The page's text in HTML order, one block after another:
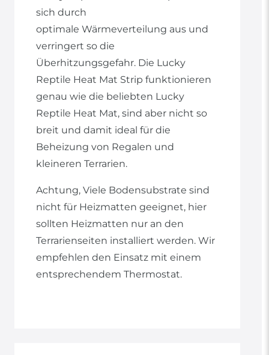
sich durch
optimale Wärmeverteilung aus und
verringert so die
Überhitzungsgefahr. Die Lucky
Reptile Heat Mat Strip funktionieren
genau wie die beliebten Lucky
Reptile Heat Mat, sind aber nicht so
breit und damit ideal für die
Beheizung von Regalen und
kleineren Terrarien.
Achtung, Viele Bodensubstrate sind
nicht für Heizmatten geeignet, hier
sollten Heizmatten nur an den
Terrarienseiten installiert werden. Wir
empfehlen den Einsatz mit einem
entsprechendem Thermostat.